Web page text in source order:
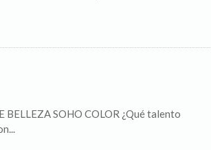
SOHO COLOR ¿Qué talento